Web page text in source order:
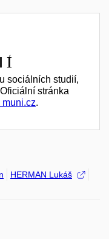
sociálních studií,
stránka
muni.cz.
HERMAN Lukáš